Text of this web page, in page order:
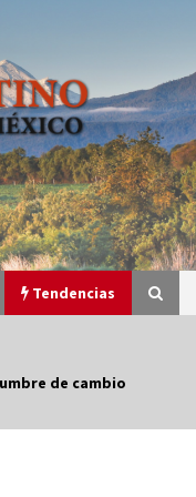
Tendencias
de cambio